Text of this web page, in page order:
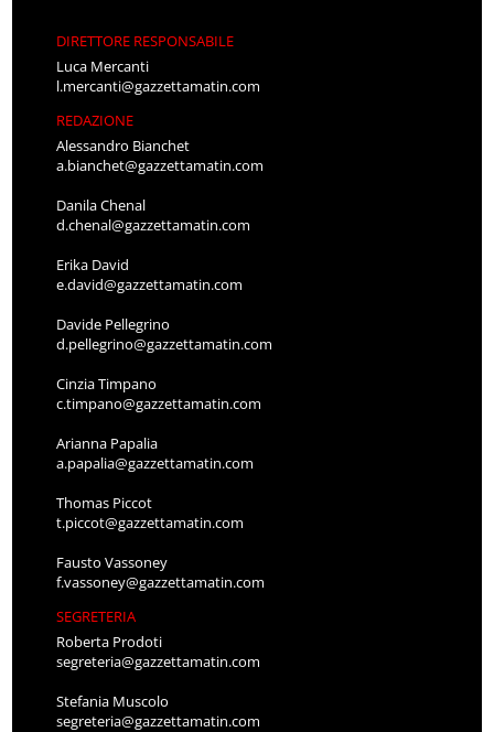
DIRETTORE RESPONSABILE
Luca Mercanti
l.mercanti@gazzettamatin.com
REDAZIONE
Alessandro Bianchet
a.bianchet@gazzettamatin.com
Danila Chenal
d.chenal@gazzettamatin.com
Erika David
e.david@gazzettamatin.com
Davide Pellegrino
d.pellegrino@gazzettamatin.com
Cinzia Timpano
c.timpano@gazzettamatin.com
Arianna Papalia
a.papalia@gazzettamatin.com
Thomas Piccot
t.piccot@gazzettamatin.com
Fausto Vassoney
f.vassoney@gazzettamatin.com
SEGRETERIA
Roberta Prodoti
segreteria@gazzettamatin.com
Stefania Muscolo
segreteria@gazzettamatin.com